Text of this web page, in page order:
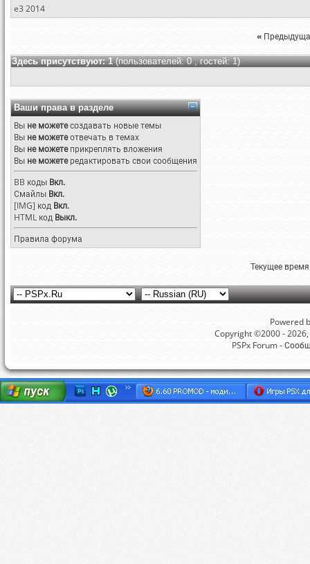
e3 2014
«
Здесь присутствуют: 1(пользователей: 0 , гостей: 1)
Ваши права в разделе
Вы не можетесоздавать новые темы
Вы не можетеотвечать в темах
Вы не можетеприкреплять вложения
Вы не можетередактировать свои сообщения
BB коды Вкл.
Смайлы Вкл.
[IMG] код Вкл.
HTML код Выкл.
Правила форума
Текущее
Powered
Copyright ©2000 -
PSPx Forum -